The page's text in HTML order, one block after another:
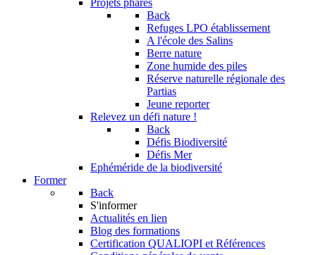
Projets phares
Back
Refuges LPO établissement
A l'école des Salins
Berre nature
Zone humide des piles
Réserve naturelle régionale des
Partias
Jeune reporter
Relevez un défi nature !
Back
Défis Biodiversité
Défis Mer
Ephéméride de la biodiversité
Former
Back
S'informer
Actualités en lien
Blog des formations
Certification QUALIOPI et Références